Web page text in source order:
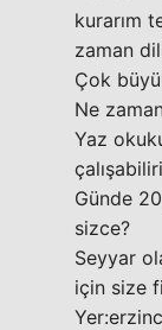
kurarım
zaman
Çok
Ne
Yaz
Günde
sizce?
Seyyar
için size